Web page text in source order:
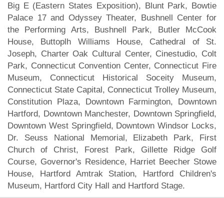
Big E (Eastern States Exposition), Blunt Park, Bowtie
Palace 17 and Odyssey Theater, Bushnell Center for
the Performing Arts, Bushnell Park, Butler McCook
House, Buttoplh Williams House, Cathedral of St.
Joseph, Charter Oak Cultural Center, Cinestudio, Colt
Park, Connecticut Convention Center, Connecticut Fire
Museum, Connecticut Historical Soceity Museum,
Connecticut State Capital, Connecticut Trolley Museum,
Constitution Plaza, Downtown Farmington, Downtown
Hartford, Downtown Manchester, Downtown Springfield,
Downtown West Springfield, Downtown Windsor Locks,
Dr. Seuss National Memorial, Elizabeth Park, First
Church of Christ, Forest Park, Gillette Ridge Golf
Course, Governor's Residence, Harriet Beecher Stowe
House, Hartford Amtrak Station, Hartford Children's
Museum, Hartford City Hall and Hartford Stage.